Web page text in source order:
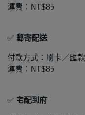
運費：NT$85
✅ 郵寄配送
付款方式：刷卡／匯款
運費：NT$85
✅ 宅配到府